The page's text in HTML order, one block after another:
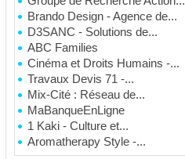
Brando Design - Agence de...
D3SANC - Solutions de...
ABC Families
Cinéma et Droits Humains -...
Travaux Devis 71 -...
Mix-Cité : Réseau de...
MaBanqueEnLigne
1 Kaki - Culture et...
Aromatherapy Style -...